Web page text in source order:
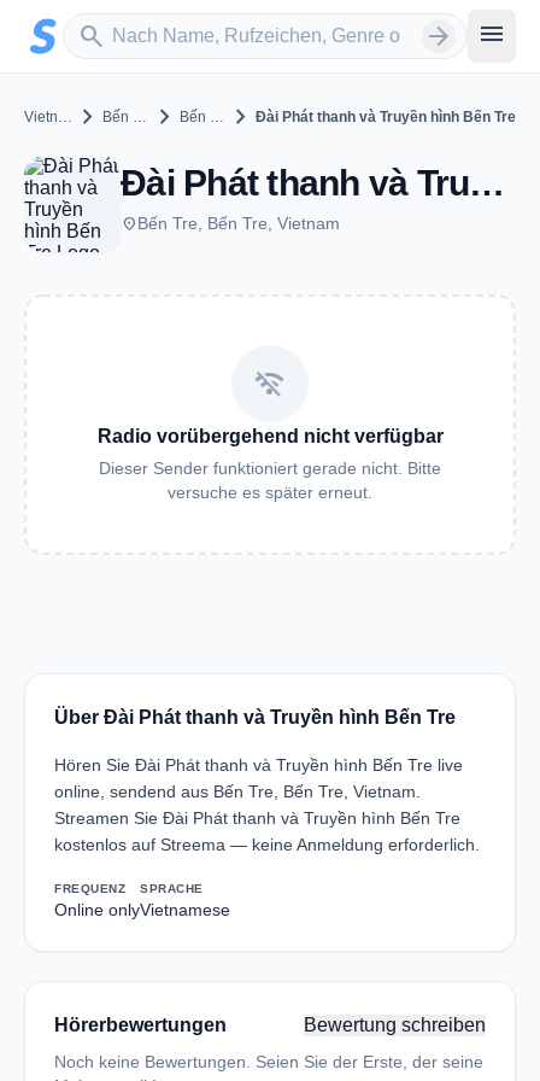
Zum Hauptinhalt springen
search
Sender suchen arrow_forward menu
Vietnam chevron_right Bến Tre chevron_right Bến Tre chevron_right Đài Phát thanh và Truyền hình Bến Tre
Đài Phát thanh và Truyền hình Bến Tre - Bến Tre
placeBến Tre, Bến Tre, Vietnam
wifi_off
Radio vorübergehend nicht verfügbar
Dieser Sender funktioniert gerade nicht. Bitte
versuche es später erneut.
Über Đài Phát thanh và Truyền hình Bến Tre
Hören Sie Đài Phát thanh và Truyền hình Bến Tre live
online, sendend aus Bến Tre, Bến Tre, Vietnam.
Streamen Sie Đài Phát thanh và Truyền hình Bến Tre
kostenlos auf Streema — keine Anmeldung erforderlich.
FREQUENZ
Online only
SPRACHE
Vietnamese
Hörerbewertungen Bewertung schreiben
Noch keine Bewertungen. Seien Sie der Erste, der seine